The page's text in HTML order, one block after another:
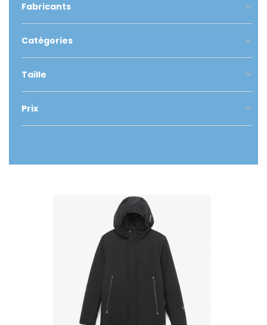
Fabricants
Catégories
Taille
Prix